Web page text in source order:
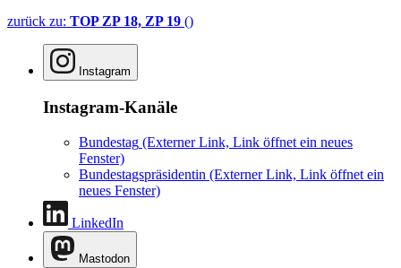
zurück zu: TOP ZP 18, ZP 19 ()
Instagram
Instagram-Kanäle
Bundestag (Externer Link, Link öffnet ein neues
Fenster)
Bundestagspräsidentin (Externer Link, Link öffnet ein
neues Fenster)
LinkedIn
Mastodon